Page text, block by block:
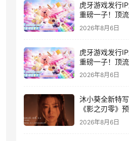
虎牙游戏发行
重磅一子！顶流
ZANMANG
3D消除手游《
2026年8月6日
虎牙游戏发行
重磅一子！顶流
ZANMANG
2026年8月6日
沐小葵全新特写
《影之刃零》
日开启
2026年8月6日